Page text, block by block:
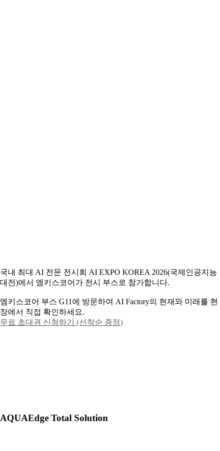
국내 최대 AI 전문 전시회 AI EXPO KOREA 2026(국제인공지능
대전)에서 엠키스코어가 전시 부스로 참가합니다.
엠키스코어 부스 G11에 방문하여 AI Factory의 현재와 미래를 현
장에서 직접 확인하세요.
무료 초대권 신청하기 (선착순 증정)
AQUAEdge Total Solution